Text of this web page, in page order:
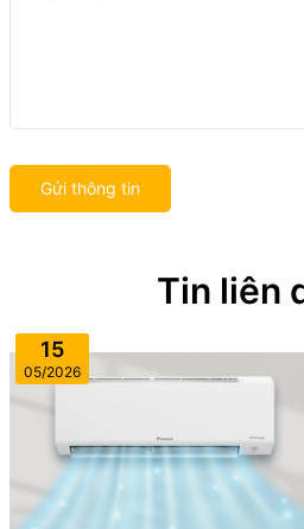
Gửi thông tin
Tin liên
15
05/2026